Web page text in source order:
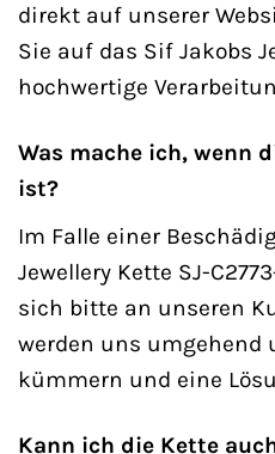
direkt auf unserer
Sie auf das Sif Jakobs
hochwertige
Was mache ich, wenn
ist?
Im Falle einer
Jewellery Kette SJ-
sich bitte an unseren
werden uns umgehend
kümmern und eine
Kann ich die Kette